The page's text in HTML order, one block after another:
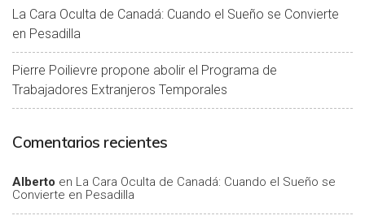
La Cara Oculta de Canadá: Cuando el Sueño se Convierte
en Pesadilla
Pierre Poilievre propone abolir el Programa de
Trabajadores Extranjeros Temporales
Comentarios recientes
Alberto en La Cara Oculta de Canadá: Cuando el Sueño se
Convierte en Pesadilla